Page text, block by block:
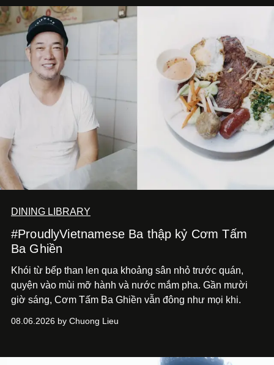
DINING LIBRARY
#ProudlyVietnamese Ba thập kỷ Cơm Tấm
Ba Ghiền
Khói từ bếp than len qua khoảng sân nhỏ trước quán,
quyện vào mùi mỡ hành và nước mắm pha. Gần mười
giờ sáng, Cơm Tấm Ba Ghiền vẫn đông như mọi khi.
08.06.2026 by Chuong Lieu